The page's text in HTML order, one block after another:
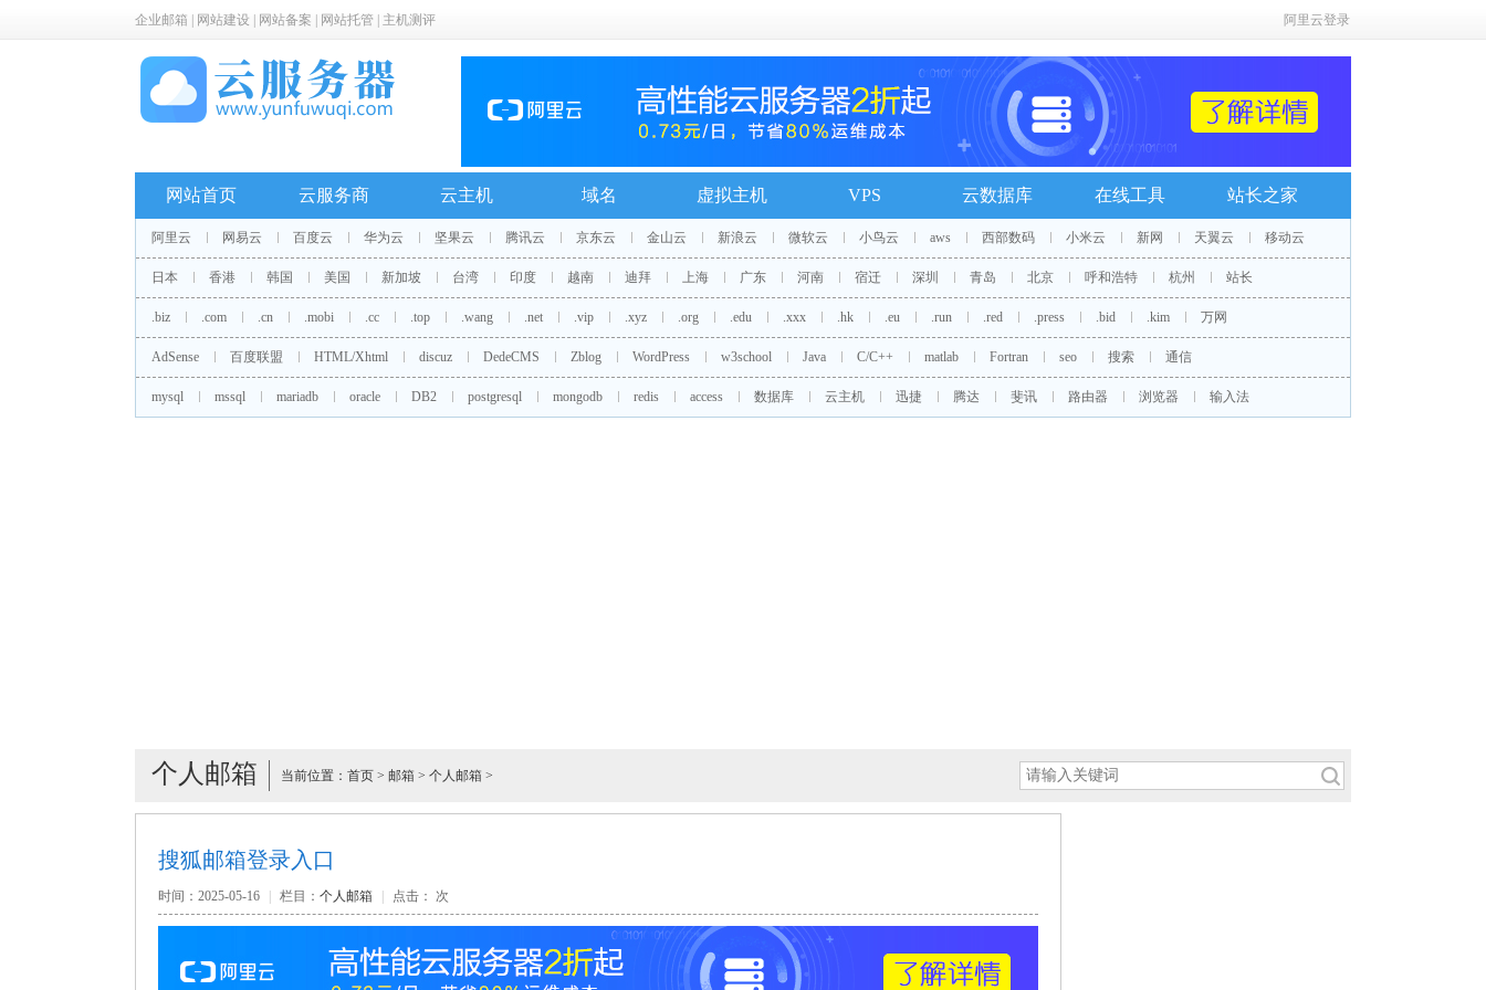
企业邮箱 网站建设 网站备案 网站托管 主机测评 阿里云登录
网站首页 云服务商 云主机 域名 虚拟主机 VPS 云数据库 在线工具 站长之家
阿里云 网易云 百度云 华为云 坚果云 腾讯云 京东云 金山云 新浪云 微软云 小鸟云 aws 西部数码 小米云 新网 天翼云 移动云
日本 香港 韩国 美国 新加坡 台湾 印度 越南 迪拜 上海 广东 河南 宿迁 深圳 青岛 北京 呼和浩特 杭州 站长
.biz .com .cn .mobi .cc .top .wang .net .vip .xyz .org .edu .xxx .hk .eu .run .red .press .bid .kim 万网
AdSense 百度联盟 HTML/Xhtml discuz DedeCMS Zblog WordPress w3school Java C/C++ matlab Fortran seo 搜索 通信
mysql mssql mariadb oracle DB2 postgresql mongodb redis access 数据库 云主机 迅捷 腾达 斐讯 路由器 浏览器 输入法
个人邮箱 当前位置： 首页 > 邮箱 > 个人邮箱 >
搜狐邮箱登录入口
时间：2025-05-16 栏目： 个人邮箱 点击： 次